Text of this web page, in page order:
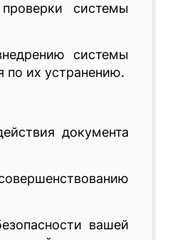
системы
системы
по их устранению.
документа
вашей